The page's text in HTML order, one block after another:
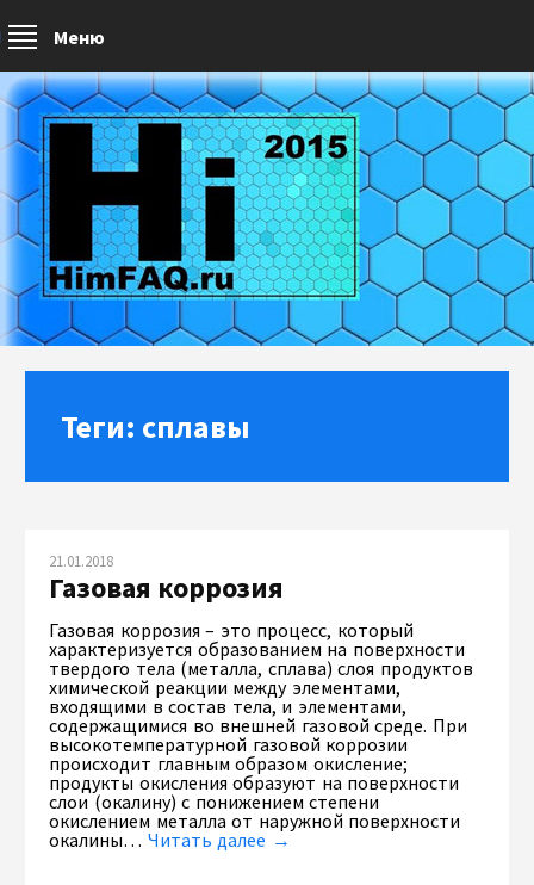
Меню
Теги: сплавы
21.01.2018
Газовая коррозия
Газовая коррозия – это процесс, который
характеризуется образованием на поверхности
твердого тела (металла, сплава) слоя продуктов
химической реакции между элементами,
входящими в состав тела, и элементами,
содержащимися во внешней газовой среде. При
высокотемпературной газовой коррозии
происходит главным образом окисление;
продукты окисления образуют на поверхности
слои (окалину) с понижением степени
окислением металла от наружной поверхности
окалины… Читать далее →